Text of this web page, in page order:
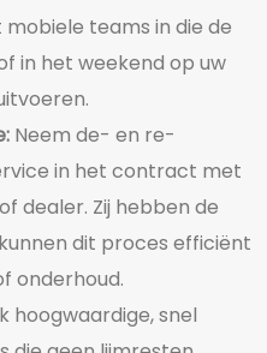
mobiele teams in die de
in het weekend op uw
Neem de- en re-
in het contract met
dealer. Zij hebben de
dit proces efficiënt
onderhoud.
hoogwaardige, snel